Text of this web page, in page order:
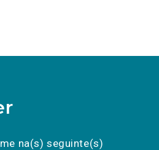
na(s) seguinte(s)